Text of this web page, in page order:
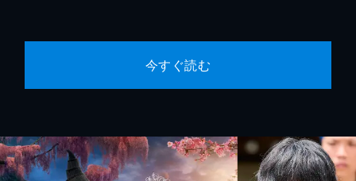
今すぐ読む